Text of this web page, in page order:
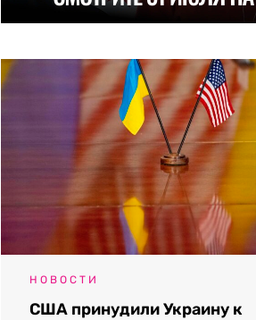
НОВОСТИ
США принудили Украину к